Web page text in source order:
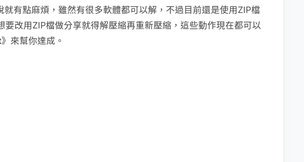
就有點麻煩，雖然有很多軟體都可以解，不過目前還是使用ZIP檔
要改用ZIP檔做分享就得解壓縮再重新壓縮，這些動作現在都可以
》來幫你達成。